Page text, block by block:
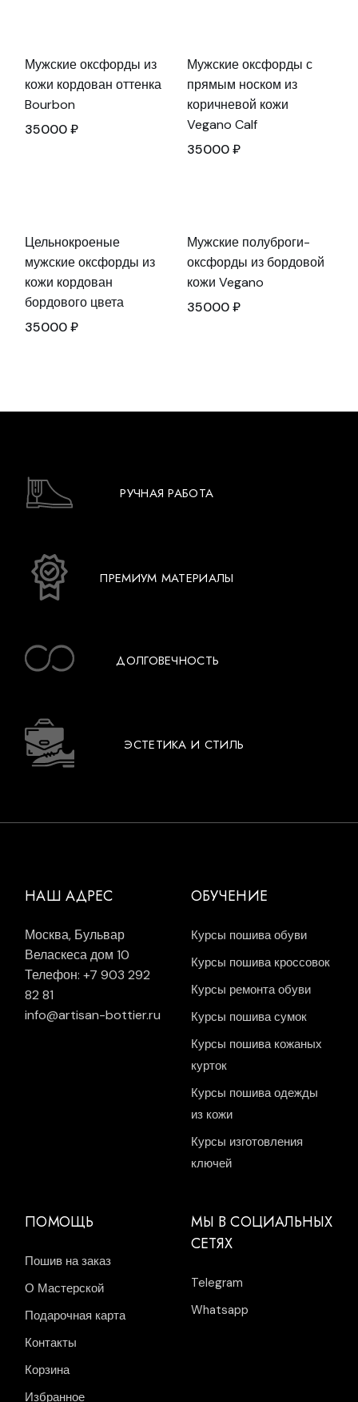
Мужские оксфорды из
кожи кордован оттенка
Bourbon
35000₽
Мужские оксфорды с
прямым носком из
коричневой кожи
Vegano Calf
35000₽
Цельнокроеные
мужские оксфорды из
кожи кордован
бордового цвета
35000₽
Мужские полуброги-
оксфорды из бордовой
кожи Vegano
35000₽
РУЧНАЯ РАБОТА
ПРЕМИУМ МАТЕРИАЛЫ
ДОЛГОВЕЧНОСТЬ
ЭСТЕТИКА И СТИЛЬ
НАШ АДРЕС
Москва, Бульвар
Веласкеса дом 10
Телефон: +7 903 292
82 81
info@artisan-bottier.ru
ОБУЧЕНИЕ
Курсы пошива обуви
Курсы пошива кроссовок
Курсы ремонта обуви
Курсы пошива сумок
Курсы пошива кожаных
курток
Курсы пошива одежды
из кожи
Курсы изготовления
ключей
ПОМОЩЬ
Пошив на заказ
О Мастерской
Подарочная карта
Контакты
Корзина
Избранное
МЫ В СОЦИАЛЬНЫХ
СЕТЯХ
Telegram
Whatsapp